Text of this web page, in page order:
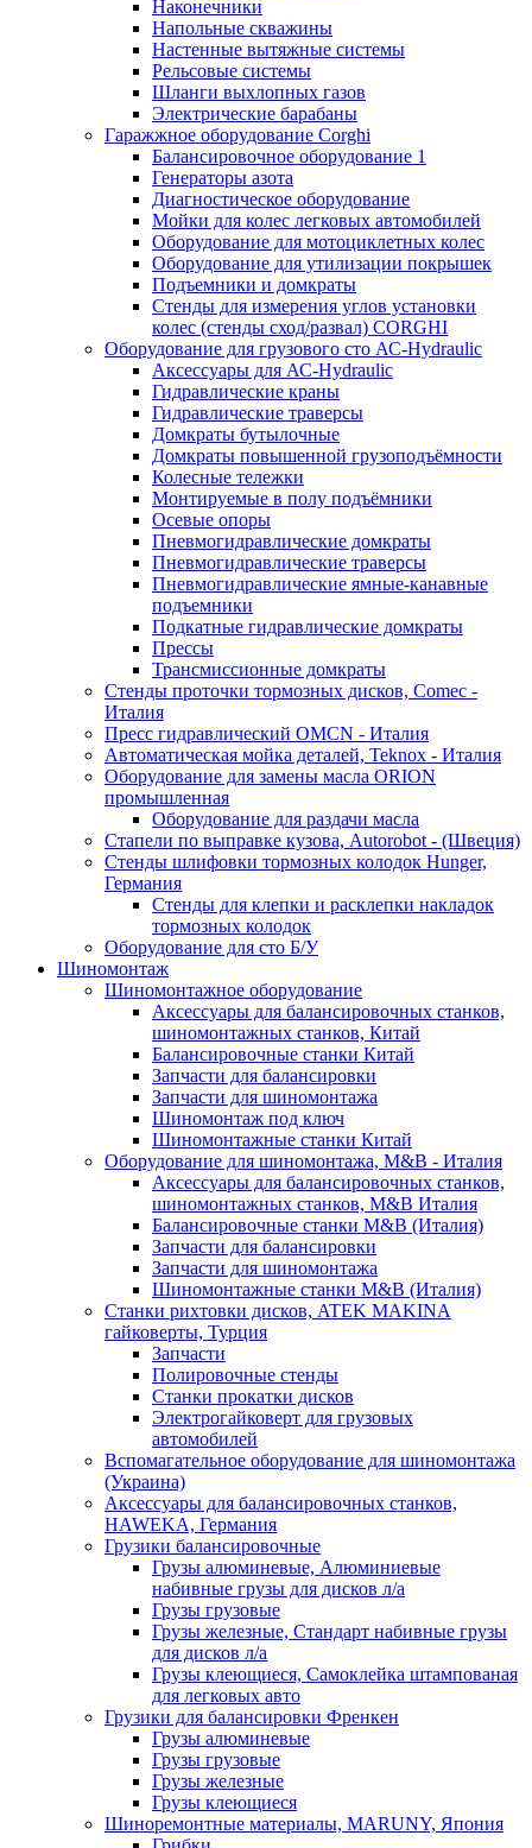
Наконечники
Напольные скважины
Настенные вытяжные системы
Рельсовые системы
Шланги выхлопных газов
Электрические барабаны
Гаражжное оборудование Corghi
Балансировочное оборудование 1
Генераторы азота
Диагностическое оборудование
Мойки для колес легковых автомобилей
Оборудование для мотоциклетных колес
Оборудование для утилизации покрышек
Подъемники и домкраты
Стенды для измерения углов установки
колес (стенды сход/развал) CORGHI
Оборудование для грузового сто АС-Hydraulic
Аксессуары для АС-Hydraulic
Гидравлические краны
Гидравлические траверсы
Домкраты бутылочные
Домкраты повышенной грузоподъёмности
Колесные тележки
Монтируемые в полу подъёмники
Осевые опоры
Пневмогидравлические домкраты
Пневмогидравлические траверсы
Пневмогидравлические ямные-канавные
подъемники
Подкатные гидравлические домкраты
Прессы
Трансмиссионные домкраты
Стенды проточки тормозных дисков, Comec -
Италия
Пресс гидравлический OMCN - Италия
Автоматическая мойка деталей, Teknox - Италия
Оборудование для замены масла ORION
промышленная
Оборудование для раздачи масла
Стапели по выправке кузова, Autorobot - (Швеция)
Стенды шлифовки тормозных колодок Hunger,
Германия
Стенды для клепки и расклепки накладок
тормозных колодок
Оборудование для сто Б/У
Шиномонтаж
Шиномонтажное оборудование
Аксессуары для балансировочных станков,
шиномонтажных станков, Китай
Балансировочные станки Китай
Запчасти для балансировки
Запчасти для шиномонтажа
Шиномонтаж под ключ
Шиномонтажные станки Китай
Оборудование для шиномонтажа, M&B - Италия
Аксессуары для балансировочных станков,
шиномонтажных станков, M&B Италия
Балансировочные станки M&B (Италия)
Запчасти для балансировки
Запчасти для шиномонтажа
Шиномонтажные станки M&B (Италия)
Станки рихтовки дисков, ATEK MAKINA
гайковерты, Турция
Запчасти
Полировочные стенды
Станки прокатки дисков
Электрогайковерт для грузовых
автомобилей
Вспомагательное оборудование для шиномонтажа
(Украина)
Аксессуары для балансировочных станков,
HAWEKA, Германия
Грузики балансировочные
Грузы алюминевые, Алюминиевые
набивные грузы для дисков л/а
Грузы грузовые
Грузы железные, Cтандарт набивные грузы
для дисков л/а
Грузы клеющиеся, Самоклейка штампованая
для легковых авто
Грузики для балансировки Френкен
Грузы алюминевые
Грузы грузовые
Грузы железные
Грузы клеющиеся
Шиноремонтные материалы, MARUNY, Япония